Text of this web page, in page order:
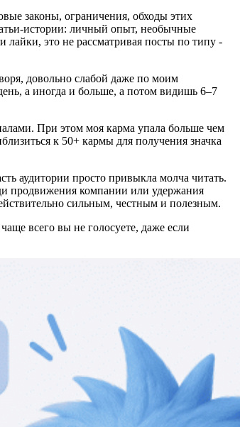
законы, ограничения, обходы этих
истории: личный опыт, необычные
лайки, это не рассматривая посты по типу -
довольно слабой даже по моим
а иногда и больше, а потом видишь 6–7
При этом моя карма упала больше чем
к 50+ кармы для получения значка
аудитории просто привыкла молча читать.
продвижения компании или удержания
сильным, честным и полезным.
всего вы не голосуете, даже если